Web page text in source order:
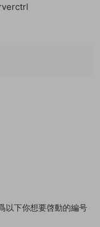
以下你想要啓動的編号